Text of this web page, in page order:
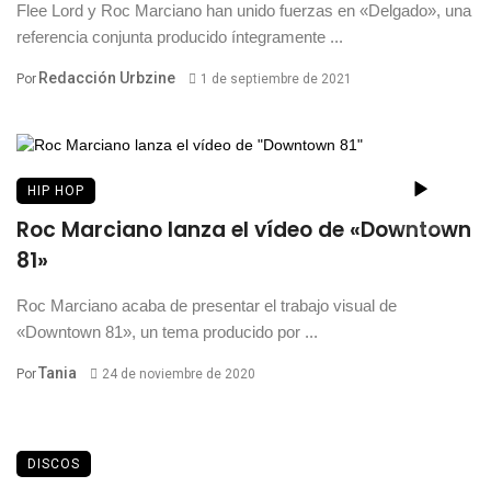
Flee Lord y Roc Marciano han unido fuerzas en «Delgado», una
referencia conjunta producido íntegramente ...
Por Redacción Urbzine 1 de septiembre de 2021
HIP HOP
Roc Marciano lanza el vídeo de «Downtown
81»
Roc Marciano acaba de presentar el trabajo visual de
«Downtown 81», un tema producido por ...
PorTania 24 de noviembre de 2020
DISCOS